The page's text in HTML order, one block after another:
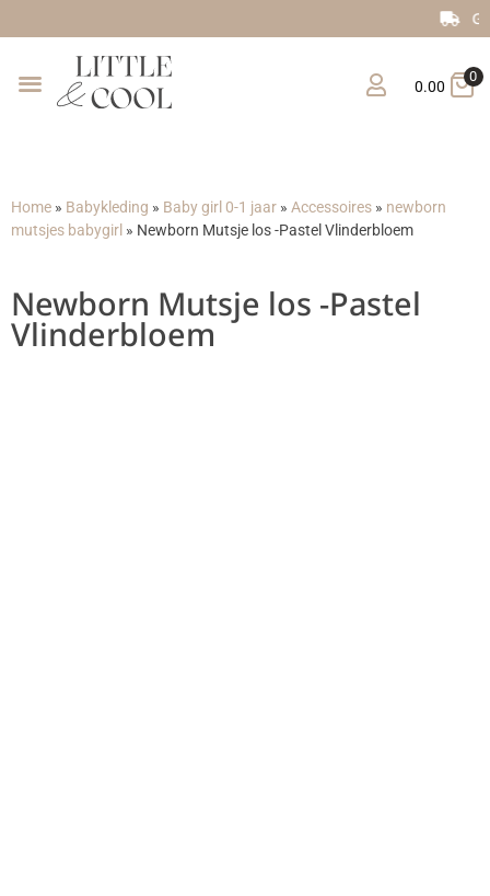
Gratis verzending vanaf €150
0.00
0
Home » Babykleding » Baby girl 0-1 jaar » Accessoires » newborn
mutsjes babygirl » Newborn Mutsje los -Pastel Vlinderbloem
Newborn Mutsje los -Pastel
Vlinderbloem